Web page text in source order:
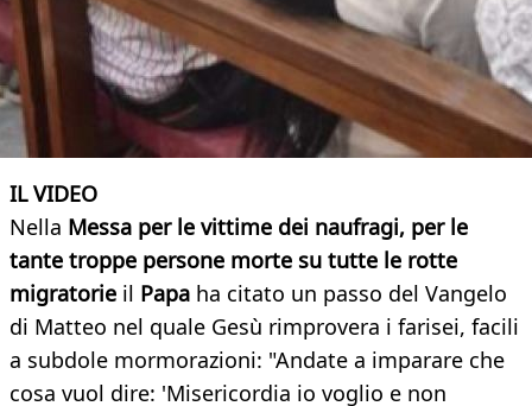
IL VIDEO
Nella Messa per le vittime dei naufragi, per le
tante troppe persone morte su tutte le rotte
migratorie il Papa ha citato un passo del Vangelo
di Matteo nel quale Gesù rimprovera i farisei, facili
a subdole mormorazioni: "Andate a imparare che
cosa vuol dire: 'Misericordia io voglio e non